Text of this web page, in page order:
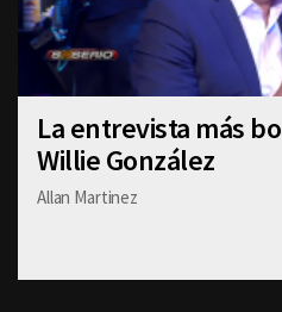
La entrevista más
Willie González
Allan Martinez